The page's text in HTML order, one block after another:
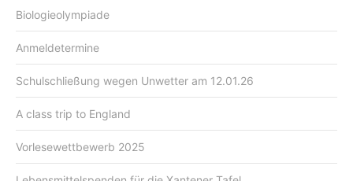
Biologieolympiade
Anmeldetermine
Schulschließung wegen Unwetter am 12.01.26
A class trip to England
Vorlesewettbewerb 2025